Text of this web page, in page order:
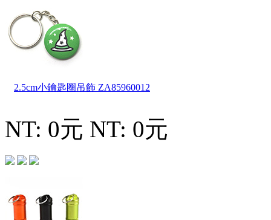
2.5cm小鑰匙圈吊飾 ZA85960012
NT: 0元 NT: 0元